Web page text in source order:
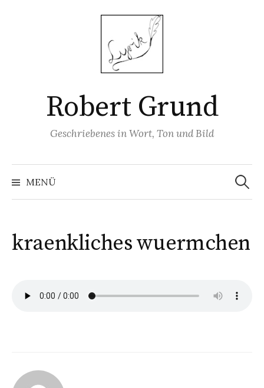
Robert Grund
Geschriebenes in Wort, Ton und Bild
MENÜ
Suchen
nach:
kraenkliches wuermchen